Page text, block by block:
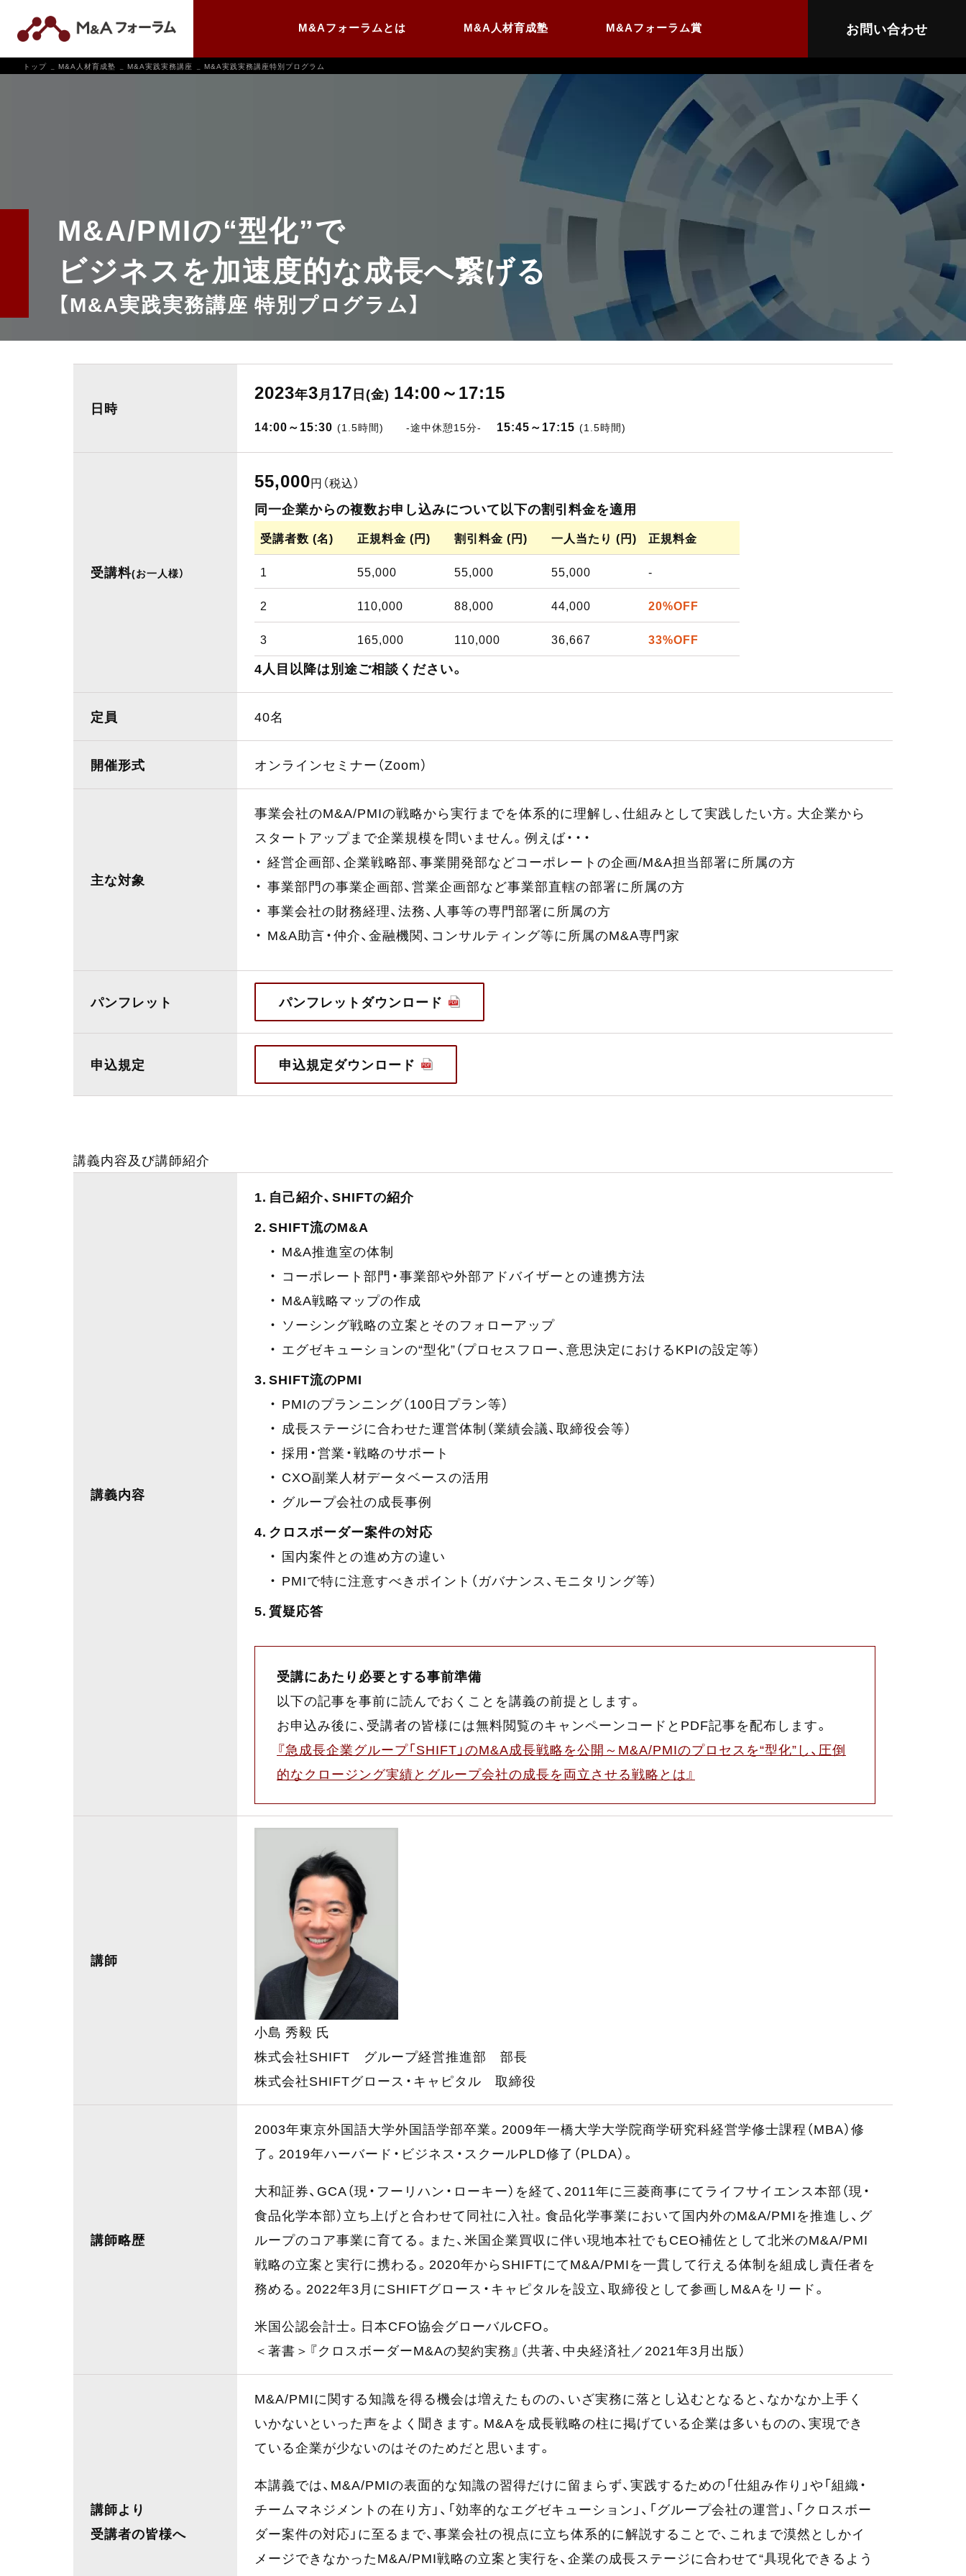
M&Aフォーラムとは M&A人材育成塾 M&Aフォーラム賞 お問い合わせ
トップ M&A人材育成塾 M&A実践実務講座 M&A実践実務講座特別プログラム
M&A/PMIの“型化”で
ビジネスを加速度的な成長へ繋げる
【M&A実践実務講座 特別プログラム】
日時
2023年3月17日(金) 14:00～17:15
14:00～15:30 (1.5時間) -途中休憩15分- 15:45～17:15 (1.5時間)
受講料(お一人様）
55,000円（税込）
同一企業からの複数お申し込みについて以下の割引料金を適用
受講者数 (名) 正規料金 (円) 割引料金 (円) 一人当たり (円) 正規料金
1
55,000 55,000 55,000
-
2
110,000 88,000 44,000
20%OFF
3
165,000 110,000 36,667 33%OFF
4人目以降は別途ご相談ください。
定員 40名
開催形式 オンラインセミナー（Zoom）
主な対象
事業会社のM&A/PMIの戦略から実行までを体系的に理解し、仕組みとして実践したい方。大企業から
スタートアップまで企業規模を問いません。例えば・・・
経営企画部、企業戦略部、事業開発部などコーポレートの企画/M&A担当部署に所属の方
事業部門の事業企画部、営業企画部など事業部直轄の部署に所属の方
事業会社の財務経理、法務、人事等の専門部署に所属の方
M&A助言・仲介、金融機関、コンサルティング等に所属のM&A専門家
パンフレット パンフレットダウンロード
申込規定 申込規定ダウンロード
講義内容及び講師紹介
講義内容
自己紹介、SHIFTの紹介
SHIFT流のM&A
M&A推進室の体制
コーポレート部門・事業部や外部アドバイザーとの連携方法
M&A戦略マップの作成
ソーシング戦略の立案とそのフォローアップ
エグゼキューションの“型化”（プロセスフロー、意思決定におけるKPIの設定等）
SHIFT流のPMI
PMIのプランニング（100日プラン等）
成長ステージに合わせた運営体制（業績会議、取締役会等）
採用・営業・戦略のサポート
CXO副業人材データベースの活用
グループ会社の成長事例
クロスボーダー案件の対応
国内案件との進め方の違い
PMIで特に注意すべきポイント（ガバナンス、モニタリング等）
質疑応答
受講にあたり必要とする事前準備
以下の記事を事前に読んでおくことを講義の前提とします。
お申込み後に、受講者の皆様には無料閲覧のキャンペーンコードとPDF記事を配布します。
『急成長企業グループ「SHIFT」のM&A成長戦略を公開～M&A/PMIのプロセスを“型化”し、圧倒
的なクロージング実績とグループ会社の成長を両立させる戦略とは』
講師
小島 秀毅 氏
株式会社SHIFT グループ経営推進部 部長
株式会社SHIFTグロース・キャピタル 取締役
講師略歴
2003年東京外国語大学外国語学部卒業。2009年一橋大学大学院商学研究科経営学修士課程（MBA）修
了。2019年ハーバード・ビジネス・スクールPLD修了（PLDA）。
大和証券、GCA（現・フーリハン・ローキー）を経て、2011年に三菱商事にてライフサイエンス本部（現・
食品化学本部）立ち上げと合わせて同社に入社。食品化学事業において国内外のM&A/PMIを推進し、グ
ループのコア事業に育てる。また、米国企業買収に伴い現地本社でもCEO補佐として北米のM&A/PMI
戦略の立案と実行に携わる。2020年からSHIFTにてM&A/PMIを一貫して行える体制を組成し責任者を
務める。2022年3月にSHIFTグロース・キャピタルを設立、取締役として参画しM&Aをリード。
米国公認会計士。日本CFO協会グローバルCFO。
＜著書＞『クロスボーダーM&Aの契約実務』（共著、中央経済社／2021年3月出版）
講師より
受講者の皆様へ
M&A/PMIに関する知識を得る機会は増えたものの、いざ実務に落とし込むとなると、なかなか上手く
いかないといった声をよく聞きます。M&Aを成長戦略の柱に掲げている企業は多いものの、実現でき
ている企業が少ないのはそのためだと思います。
本講義では、M&A/PMIの表面的な知識の習得だけに留まらず、実践するための「仕組み作り」や「組織・
チームマネジメントの在り方」、「効率的なエグゼキューション」、「グループ会社の運営」、「クロスボー
ダー案件の対応」に至るまで、事業会社の視点に立ち体系的に解説することで、これまで漠然としかイ
メージできなかったM&A/PMI戦略の立案と実行を、企業の成長ステージに合わせて“具現化できるよう